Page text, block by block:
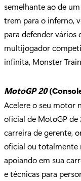
semelhante ao de
trem para o inferno,
para defender vários
multijogador
infinita, Monster
MotoGP 20
Acelere o seu motor
oficial de MotoGP
carreira de gerente,
oficial ou totalmente
apoiando em sua
e técnicas para